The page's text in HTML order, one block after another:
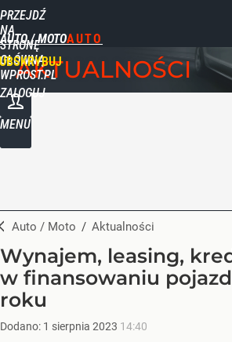
PRZEJDŹ
NA
STRONĘ
GŁÓWNĄ
WPROST.PL
AUTO / MOTO
ZALOGUJ
MENU
AKTUALNOŚCI
Auto / Moto / Aktualności
Wynajem, leasing,
w finansowaniu
roku
Dodano: 1 sierpnia 2023 14:40